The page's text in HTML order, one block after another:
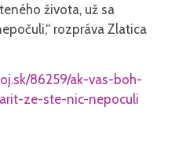
života, už sa
rozpráva Zlatica
86259/ak-vas-boh-
ze-ste-nic-nepoculi